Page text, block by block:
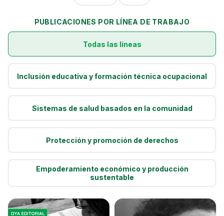
PUBLICACIONES POR LÍNEA DE TRABAJO
Todas las líneas
Inclusión educativa y formación técnica ocupacional
Sistemas de salud basados en la comunidad
Protección y promoción de derechos
Empoderamiento económico y producción
sustentable